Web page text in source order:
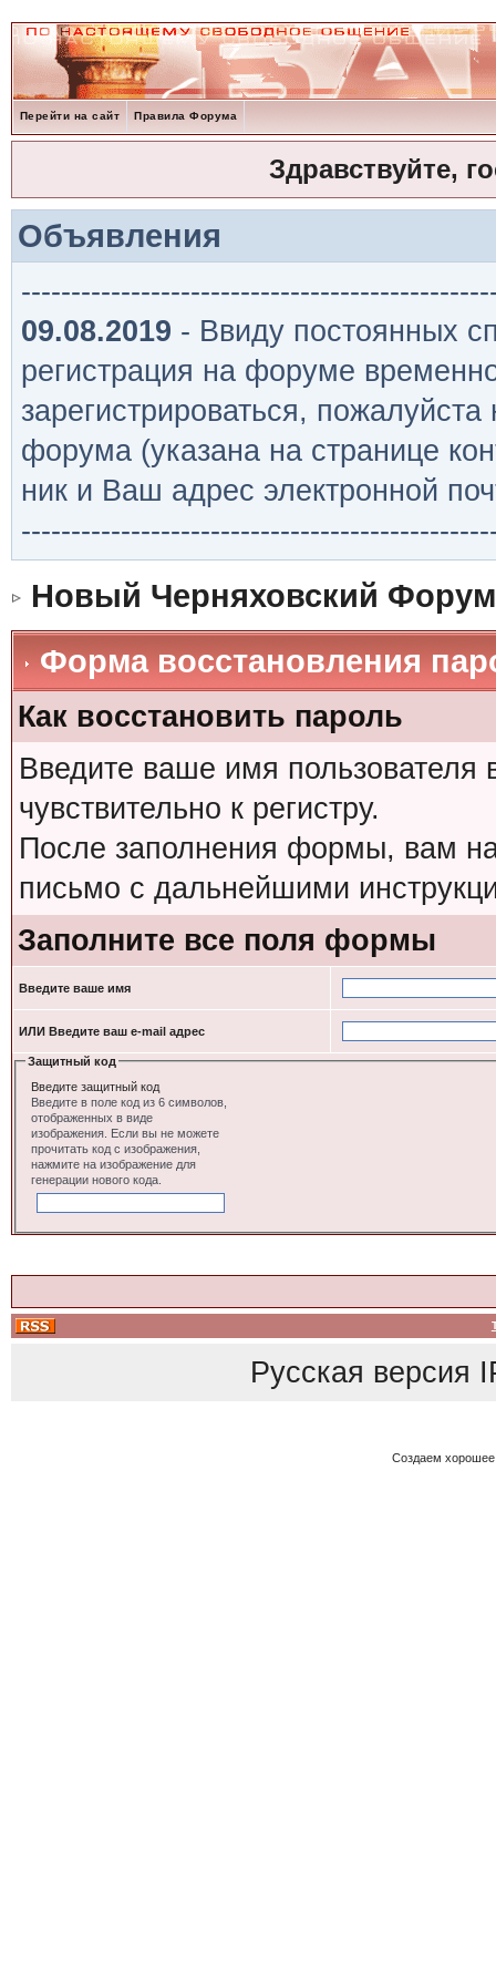
Перейти на сайт Правила Форума
Здравствуйте,
Объявления
09.08.2019 - Ввиду постоянных
регистрация на форуме
зарегистрироваться,
форума (указана на странице
ник и Ваш адрес электронной
Новый Черняховский Форум
Форма восстановления
Как восстановить пароль
Введите ваше имя
чувствительно к регистру.
После заполнения формы, вам на
письмо с дальнейшими
Заполните все поля формы
Введите ваше имя
ИЛИ Введите ваш e-mail адрес
Защитный код
Введите защитный код
Введите в поле код из 6 символов,
отображенных в виде
изображения. Если вы не можете
прочитать код с изображения,
нажмите на изображение для
генерации нового кода.
Русская версия
Создаем